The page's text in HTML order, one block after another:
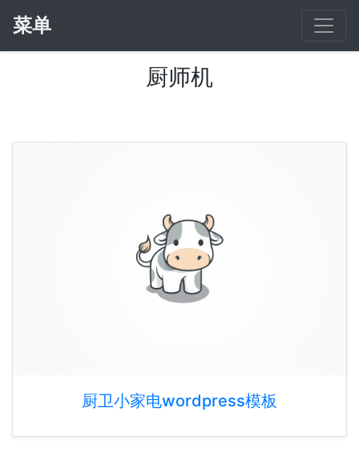
菜单
厨师机
厨卫小家电wordpress模板